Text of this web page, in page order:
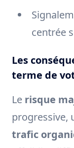
centrée
Les
terme de
Le risque
progressive,
trafic